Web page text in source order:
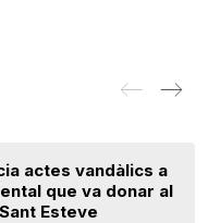
actes vandàlics a
que va donar al
Esteve